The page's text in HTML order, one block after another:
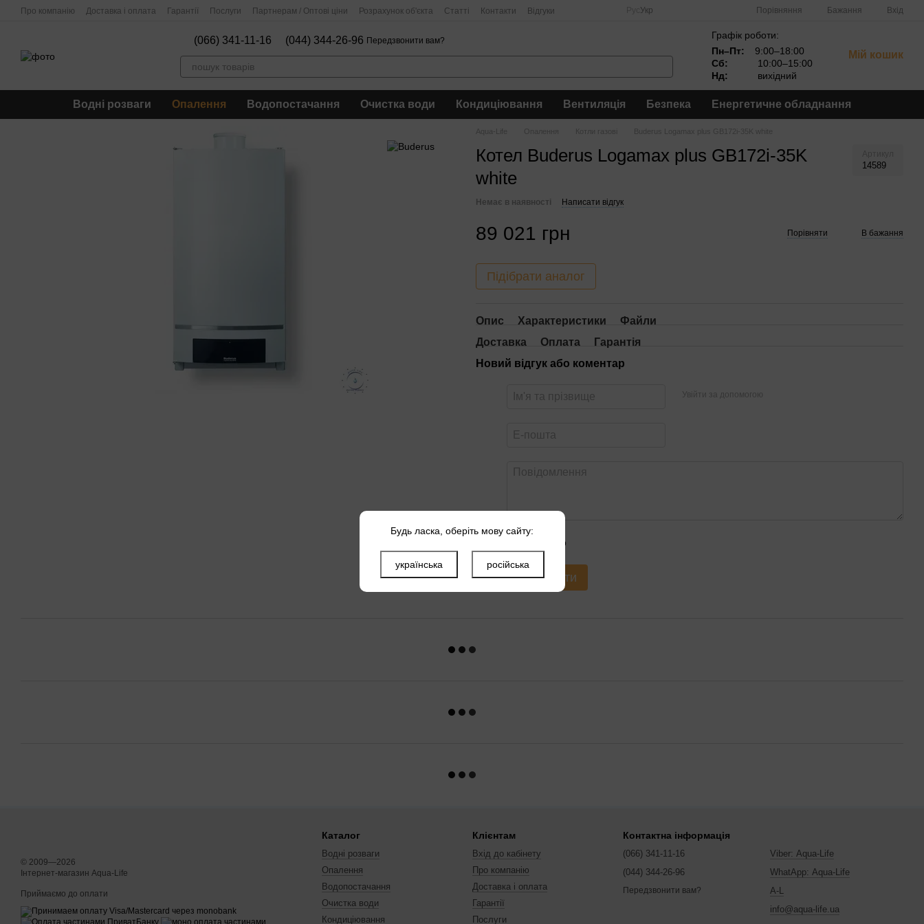
Перейти до основного контенту
Про компанію Доставка і оплата Гарантії Послуги Партнерам / Оптові ціни Розрахунок об'єкта Статті Контакти Відгуки Укр Порівняння Бажання Вхід
(066) 341-11-16 (044) 344-26-96 Передзвонити вам?
Графік роботи:
Пн–Пт:
9:00–18:00
Сб:
10:00–15:00
Нд:
вихідний
Мій кошик
Водні розваги Опалення Водопостачання Очистка води Кондиціювання Вентиляція Безпека Енергетичне обладнання
Aqua-Life Опалення Котли газові Buderus Logamax plus GB172i-35K white
Котел Buderus Logamax plus GB172i-35K
white
14589
Немає в наявності Написати відгук
89 021 грн Порівняти В бажання
Підібрати аналог
Опис Характеристики
Файли
Доставка
Оплата
Гарантія
Новий відгук або коментар
Увійти за допомогою
Оцініть товар
Надіслати
© 2009—2026
Інтернет-магазин Aqua-Life
Приймаємо до оплати
Каталог
Водні розваги
Опалення
Водопостачання
Очистка води
Кондиціювання
Клієнтам
Вхід до кабінету
Про компанію
Доставка і оплата
Гарантії
Послуги
Контактна інформація
(066) 341-11-16
(044) 344-26-96
Передзвонити вам?
Viber: Aqua-Life
WhatApp: Aqua-Life
A-L
info@aqua-life.ua
Будь ласка, оберіть мову сайту:
українська російська